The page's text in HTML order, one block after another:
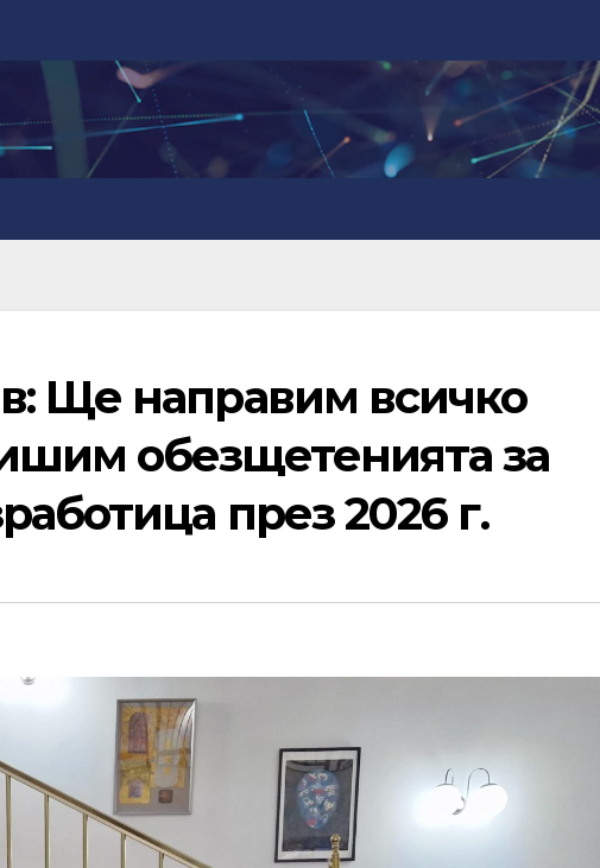
Ще направим всичко
обезщетенията за
през 2026 г.